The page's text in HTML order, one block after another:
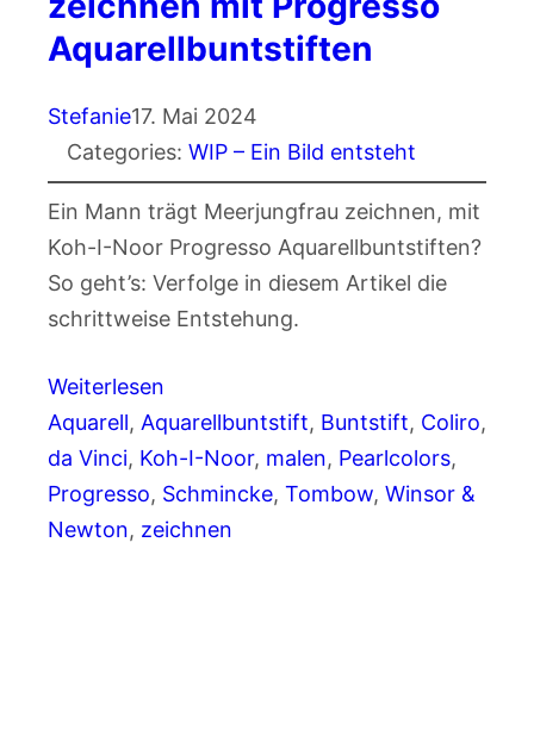
Aquarellbuntstiften
Stefanie17. Mai 2024
Categories: WIP – Ein Bild entsteht
Ein Mann trägt Meerjungfrau zeichnen, mit
Koh-I-Noor Progresso Aquarellbuntstiften?
So geht’s: Verfolge in diesem Artikel die
schrittweise Entstehung.
Weiterlesen
Aquarell, Aquarellbuntstift, Buntstift, Coliro
da Vinci, Koh-I-Noor, malen, Pearlcolors
Progresso, Schmincke, Tombow, Winsor &
Newton, zeichnen